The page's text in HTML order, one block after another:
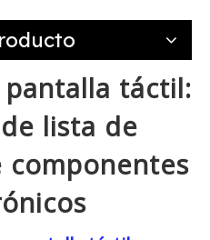
táctil:
lista de
componentes